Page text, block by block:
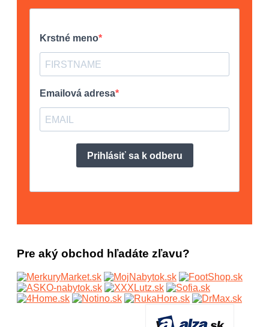
Pre aký obchod hľadáte zľavu?